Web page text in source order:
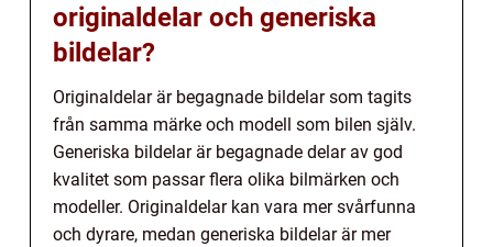
originaldelar och generiska
bildelar?
Originaldelar är begagnade bildelar som tagits
från samma märke och modell som bilen själv.
Generiska bildelar är begagnade delar av god
kvalitet som passar flera olika bilmärken och
modeller. Originaldelar kan vara mer svårfunna
och dyrare, medan generiska bildelar är mer